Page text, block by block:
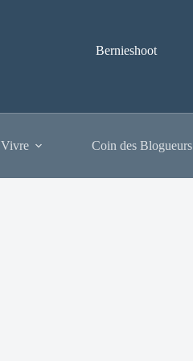
Bernieshoot
Coin des Blogueurs